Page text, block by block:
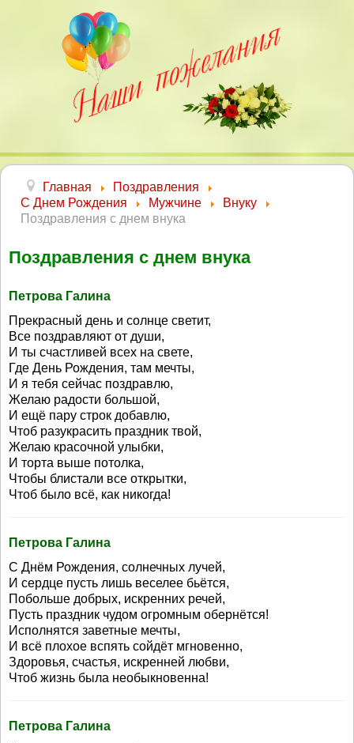
Главная
Поздравления
С Днем Рождения
Мужчине
Внуку
Поздравления с днем внука
Поздравления с днем внука
Петрова Галина
Прекрасный день и солнце светит,
Все поздравляют от души,
И ты счастливей всех на свете,
Где День Рождения, там мечты,
И я тебя сейчас поздравлю,
Желаю радости большой,
И ещё пару строк добавлю,
Чтоб разукрасить праздник твой,
Желаю красочной улыбки,
И торта выше потолка,
Чтобы блистали все открытки,
Чтоб было всё, как никогда!
Петрова Галина
С Днём Рождения, солнечных лучей,
И сердце пусть лишь веселее бьётся,
Побольше добрых, искренних речей,
Пусть праздник чудом огромным обернётся!
Исполнятся заветные мечты,
И всё плохое вспять сойдёт мгновенно,
Здоровья, счастья, искренней любви,
Чтоб жизнь была необыкновенна!
Петрова Галина